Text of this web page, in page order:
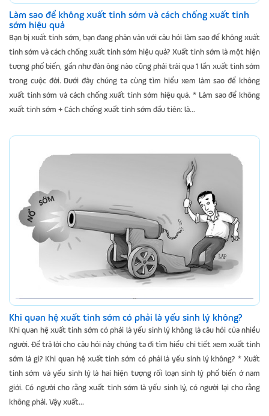
Làm sao để không xuất tinh sớm và cách chống xuất tinh
sớm hiệu quả
Bạn bị xuất tinh sớm, bạn đang phân vân với câu hỏi làm sao để không xuất
tinh sớm và cách chống xuất tinh sớm hiệu quả? Xuất tinh sớm là một hiện
tượng phổ biến, gần như đàn ông nào cũng phải trải qua 1 lần xuất tinh sớm
trong cuộc đời. Dưới đây chúng ta cùng tìm hiểu xem làm sao để không
xuất tinh sớm và cách chống xuất tinh sớm hiệu quả. * Làm sao để không
xuất tinh sớm + Cách chống xuất tinh sớm đầu tiên: là...
Khi quan hệ xuất tinh sớm có phải là yếu sinh lý không?
Khi quan hệ xuất tinh sớm có phải là yếu sinh lý không là câu hỏi của nhiều
người. Để trả lời cho câu hỏi này chúng ta đi tìm hiểu chi tiết xem xuất tinh
sớm là gì? Khi quan hệ xuất tinh sớm có phải là yếu sinh lý không? * Xuất
tinh sớm và yếu sinh lý là hai hiện tượng rối loạn sinh lý phổ biến ở nam
giới. Có người cho rằng xuất tinh sớm là yếu sinh lý, có người lại cho rằng
không phải. Vậy xuất...